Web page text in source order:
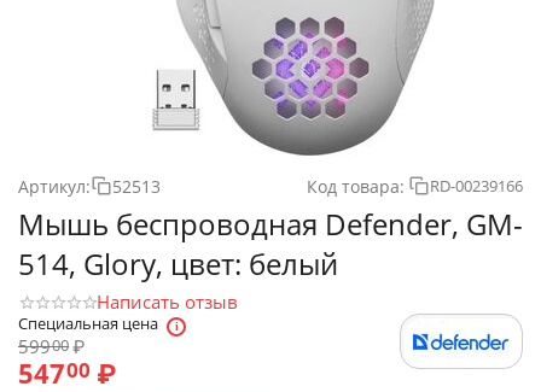
Артикул: 52513 Код товара: RD-00239166
Мышь беспроводная Defender, GM-
514, Glory, цвет: белый
Написать отзыв
Специальная цена
59900₽
54700 ₽